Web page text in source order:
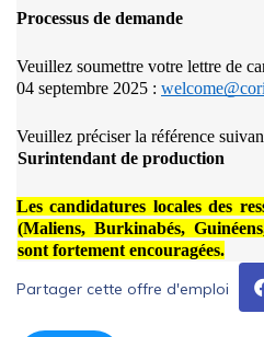
Processus de demande
Veuillez soumettre votre lettre de
04 septembre 2025 :
Veuillez préciser la référence
Surintendant de production
Les candidatures locales des
(Maliens, Burkinabés,
sont fortement encouragées.
Partager cette offre d'emploi